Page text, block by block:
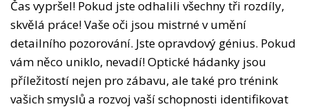
Čas vypršel! Pokud jste odhalili všechny tři rozdíly,
skvělá práce! Vaše oči jsou mistrné v umění
detailního pozorování. Jste opravdový génius. Pokud
vám něco uniklo, nevadí! Optické hádanky jsou
příležitostí nejen pro zábavu, ale také pro trénink
vašich smyslů a rozvoj vaší schopnosti identifikovat